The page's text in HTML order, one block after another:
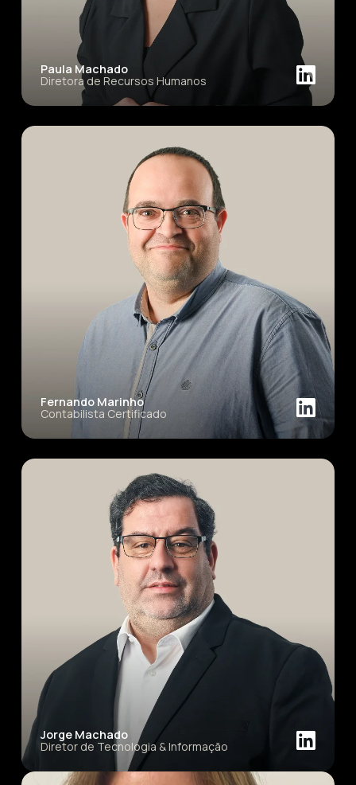
Paula Machado
Diretora de Recursos Humanos
Fernando Marinho
Contabilista Certificado
Jorge Machado
Diretor de Tecnologia & Informação